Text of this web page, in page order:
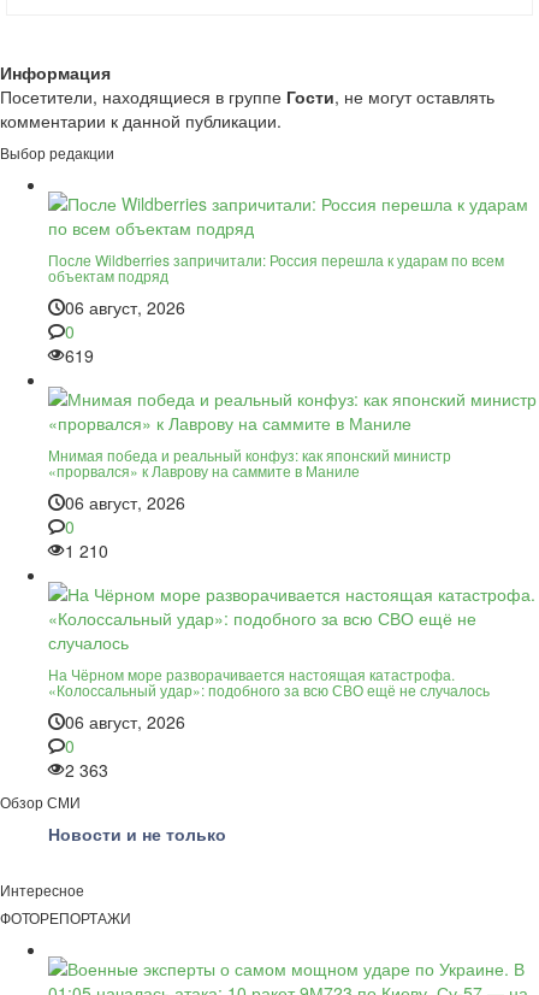
Информация
Посетители, находящиеся в группе Гости, не могут оставлять
комментарии к данной публикации.
Выбор редакции
После Wildberries запричитали: Россия перешла к ударам по всем
объектам подряд
06 август, 2026
0
619
Мнимая победа и реальный конфуз: как японский министр
«прорвался» к Лаврову на саммите в Маниле
06 август, 2026
0
1 210
На Чёрном море разворачивается настоящая катастрофа.
«Колоссальный удар»: подобного за всю СВО ещё не случалось
06 август, 2026
0
2 363
Обзор СМИ
Новости и не только
Интересное
ФОТОРЕПОРТАЖИ